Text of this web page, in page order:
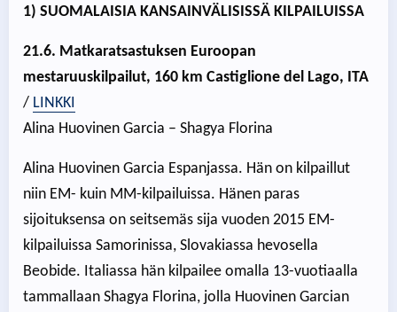
1) SUOMALAISIA KANSAINVÄLISISSÄ KILPAILUISSA
21.6. Matkaratsastuksen Euroopan
mestaruuskilpailut, 160 km Castiglione del Lago, ITA
/ LINKKI
Alina Huovinen Garcia – Shagya Florina
Alina Huovinen Garcia Espanjassa. Hän on kilpaillut
niin EM- kuin MM-kilpailuissa. Hänen paras
sijoituksensa on seitsemäs sija vuoden 2015 EM-
kilpailuissa Samorinissa, Slovakiassa hevosella
Beobide. Italiassa hän kilpailee omalla 13-vuotiaalla
tammallaan Shagya Florina, jolla Huovinen Garcian